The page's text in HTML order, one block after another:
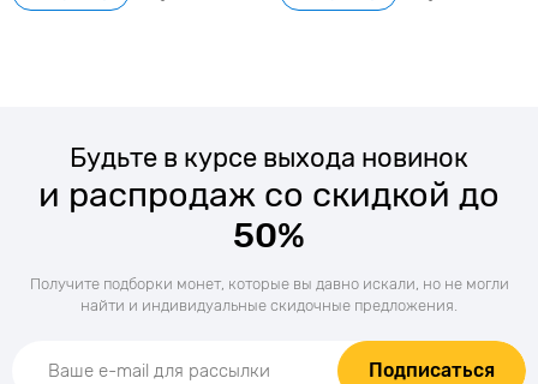
Будьте в курсе выхода новинок
и распродаж со скидкой до
50%
Получите подборки монет, которые вы давно искали, но не могли
найти и индивидуальные скидочные предложения.
Подписаться